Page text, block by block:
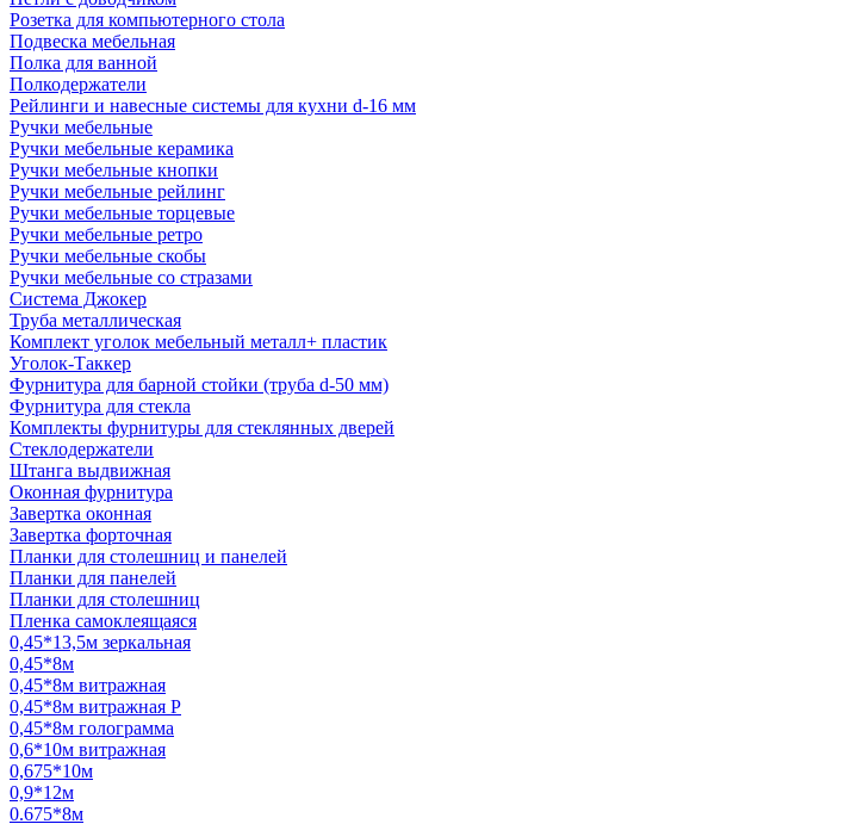
Розетка для компьютерного стола
Подвеска мебельная
Полка для ванной
Полкодержатели
Рейлинги и навесные системы для кухни d-16 мм
Ручки мебельные
Ручки мебельные керамика
Ручки мебельные кнопки
Ручки мебельные рейлинг
Ручки мебельные торцевые
Ручки мебельные ретро
Ручки мебельные скобы
Ручки мебельные со стразами
Система Джокер
Труба металлическая
Комплект уголок мебельный металл+ пластик
Уголок-Таккер
Фурнитура для барной стойки (труба d-50 мм)
Фурнитура для стекла
Комплекты фурнитуры для стеклянных дверей
Стеклодержатели
Штанга выдвижная
Оконная фурнитура
Завертка оконная
Завертка форточная
Планки для столешниц и панелей
Планки для панелей
Планки для столешниц
Пленка самоклеящаяся
0,45*13,5м зеркальная
0,45*8м
0,45*8м витражная
0,45*8м витражная Р
0,45*8м голограмма
0,6*10м витражная
0,675*10м
0,9*12м
0.675*8м